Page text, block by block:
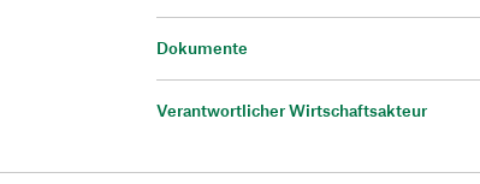
Dokumente
Verantwortlicher Wirtschaftsakteur